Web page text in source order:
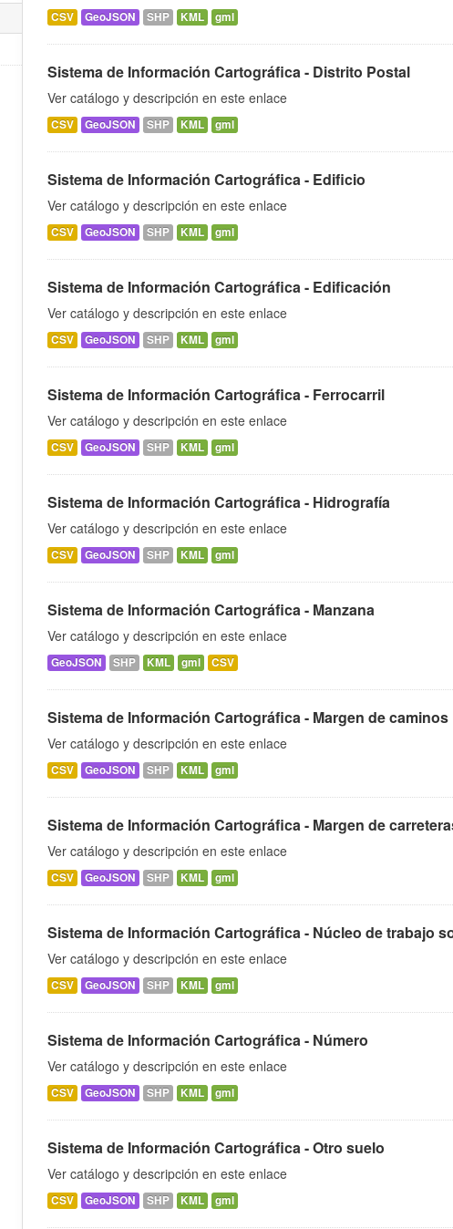
CSV GeoJSON SHP KML gml
Sistema de Información Cartográfica - Distrito Postal
Ver catálogo y descripción en este enlace
CSV GeoJSON SHP KML gml
Sistema de Información Cartográfica - Edificio
Ver catálogo y descripción en este enlace
CSV GeoJSON SHP KML gml
Sistema de Información Cartográfica - Edificación
Ver catálogo y descripción en este enlace
CSV GeoJSON SHP KML gml
Sistema de Información Cartográfica - Ferrocarril
Ver catálogo y descripción en este enlace
CSV GeoJSON SHP KML gml
Sistema de Información Cartográfica - Hidrografía
Ver catálogo y descripción en este enlace
CSV GeoJSON SHP KML gml
Sistema de Información Cartográfica - Manzana
Ver catálogo y descripción en este enlace
GeoJSON SHP KML gml CSV
Sistema de Información Cartográfica - Margen de
Ver catálogo y descripción en este enlace
CSV GeoJSON SHP KML gml
Sistema de Información Cartográfica - Margen de
Ver catálogo y descripción en este enlace
CSV GeoJSON SHP KML gml
Sistema de Información Cartográfica - Núcleo de trabajo
Ver catálogo y descripción en este enlace
CSV GeoJSON SHP KML gml
Sistema de Información Cartográfica - Número
Ver catálogo y descripción en este enlace
CSV GeoJSON SHP KML gml
Sistema de Información Cartográfica - Otro suelo
Ver catálogo y descripción en este enlace
CSV GeoJSON SHP KML gml